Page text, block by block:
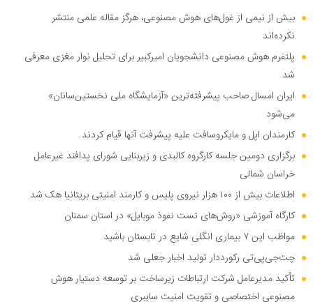
بیش از نیمی از غول‌های هوش مصنوعی، هرگز مقاله علمی منتشر
نکرده‌اند
پلتفرم هوش مصنوعی دانشجویان امیرکبیر برای تحلیل نوار مغزی معرفی
شد
ایران امسال صاحب پیشرفته‌ترین «آزمایشگاه ملی نخستین‌سانان»
می‌شود
کارمندان اپل و مایکروسافت علیه پیشرفت آنها قیام کردند
برگزاری دومین جلسه کارگروه کالبدی و زیربنایی شورای پدافند غیرعامل
خراسان شمالی
اطلاعات بیش از ۱۰۰ هزار نیروی پلیس و کارمند امنیتی بریتانیا هک شد
کارگاه آموزشی «روش‌های تست نفوذ موبایل» در استان سمنان
مواظب این ۷ بیماری انگلی شایع در تابستان باشید
چت‌جی‌پی‌تی رکورددار تولید اخبار جعلی شد
تأکید مدیرعامل شرکت ارتباطات زیرساخت بر توسعه دستیار هوش
مصنوعی اختصاصی و تقویت امنیت سایبری